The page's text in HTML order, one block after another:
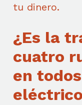
tu dinero.
¿Es la
cuatro
en